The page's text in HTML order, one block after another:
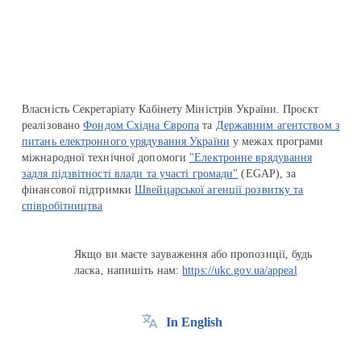
Власність Секретаріату Кабінету Міністрів України. Проєкт
реалізованоФондом Східна Європа та Державним агентством з
питань електронного урядування України у межах програми
міжнародної технічної допомоги "Електронне врядування
задля підзвітності влади та участі громади" (EGAP), за
фінансової підтримкиШвейцарської агенції розвитку та
співробітництва
Якщо ви маєте зауваження або пропозиції, будь
ласка, напишіть нам:https://ukc.gov.ua/appeal
In English